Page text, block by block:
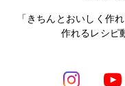
「きちんとおいしく作
作れるレシピ